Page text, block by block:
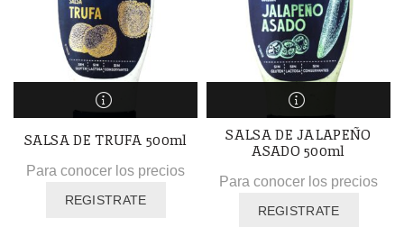
SALSA DE TRUFA 500ml
Para conocer los precios
REGISTRATE
SALSA DE JALAPEÑO
ASADO 500ml
Para conocer los precios
REGISTRATE